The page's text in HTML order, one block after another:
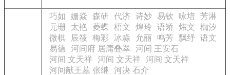
巧如 姗焱 森研 代济 诗妙 易钦 咏培
芳淋
元珊
太艳 菱蝶 梧文 煌玲 语矫 炜文
枷汐
微棋
辰筱 梅彩 冰淼 允丽 鸣芳 飘纾
语文
易德
河间府 居庸叠翠
河间 王安石
河间 文天祥 河间 文天祥 河间 文天祥
河间献王墓 张继
河决 石介